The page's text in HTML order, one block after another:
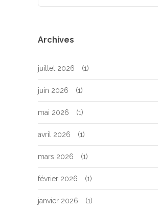
Archives
juillet 2026 (1)
juin 2026 (1)
mai 2026 (1)
avril 2026 (1)
mars 2026 (1)
février 2026 (1)
janvier 2026 (1)